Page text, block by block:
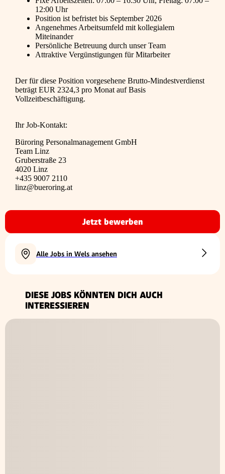
12:00 Uhr
Position ist befristet bis September 2026
Angenehmes Arbeitsumfeld mit kollegialem
Miteinander
Persönliche Betreuung durch unser Team
Attraktive Vergünstigungen für Mitarbeiter
Der für diese Position vorgesehene Brutto-Mindestverdienst
beträgt EUR 2324,3 pro Monat auf Basis
Vollzeitbeschäftigung.
Ihr Job-Kontakt:
Büroring Personalmanagement GmbH
Team Linz
Gruberstraße 23
4020 Linz
+435 9007 2110
linz@bueroring.at
Jetzt bewerben
Alle Jobs in Wels ansehen
DIESE JOBS KÖNNTEN DICH AUCH
INTERESSIEREN